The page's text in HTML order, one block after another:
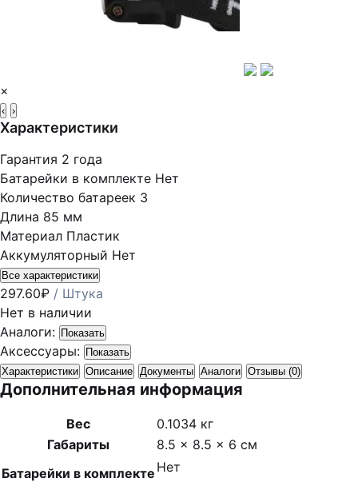
×
‹ ›
Характеристики
Гарантия 2 года
Батарейки в комплекте Нет
Количество батареек 3
Длина 85 мм
Материал Пластик
Аккумуляторный Нет
Все характеристики
297.60₽ / Штука
Нет в наличии
Аналоги: Показать
Аксессуары: Показать
Характеристики Описание Документы Аналоги Отзывы (0)
Дополнительная информация
Вес
0.1034 кг
Габариты
8.5 × 8.5 × 6 см
Батарейки в комплекте Нет